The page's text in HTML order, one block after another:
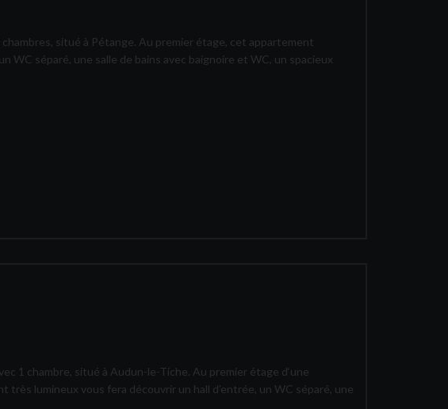
situé à Pétange. Au premier étage, cet appartement
WC séparé, une salle de bains avec baignoire et WC, un spacieux
1 chambre, situé à Audun-le-Tiche. Au premier étage d‘une
lumineux vous fera découvrir un hall d’entrée, un WC séparé, une